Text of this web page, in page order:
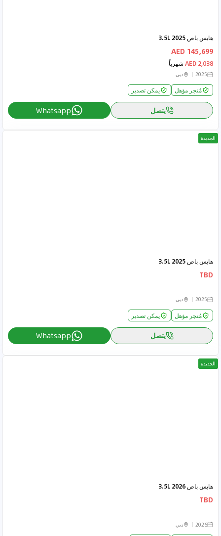
هايس باص 2025 3.5L
145,699 AED
2,038 AED شهرياً
2025 دبي
مُتجر مؤهل يمكن تصدير
يتصل Whatsapp
الجديدة
هايس باص 2025 3.5L
TBD
2025 دبي
مُتجر مؤهل يمكن تصدير
يتصل Whatsapp
الجديدة
هايس باص 2026 3.5L
TBD
2026 دبي